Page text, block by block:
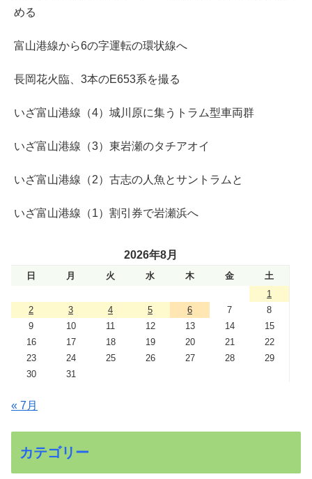
める
富山港線から6の字運転の環状線へ
長岡花火臨、3本のE653系を撮る
いざ富山港線（4）城川原に集うトラム型車両群
いざ富山港線（3）東岩瀬のタチアオイ
いざ富山港線（2）古志の人魚とサントラムと
いざ富山港線（1）割引券で岩瀬浜へ
2026年8月
日 月 火 水 木 金
土
1
2
3 4 5 6 7
8
9
10 11 12 13 14
15
16
17 18 19 20 21
22
23
24 25 26 27 28
29
30
31
« 7月
カテゴリー